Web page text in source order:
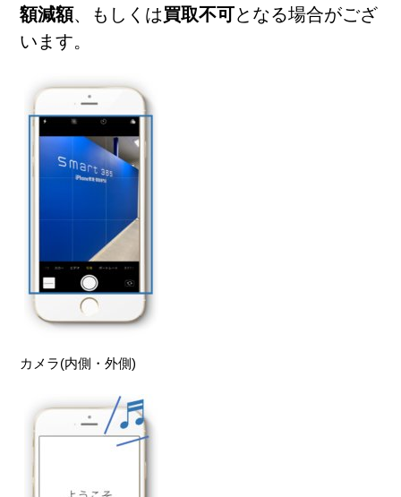
額減額、もしくは買取不可となる場合がござ
います。
カメラ(内側・外側)